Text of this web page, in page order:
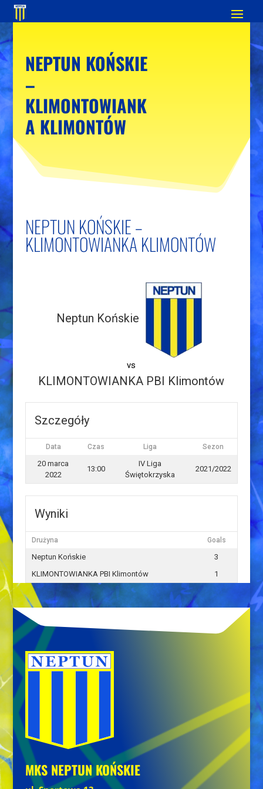
NEPTUN KOŃSKIE
–
KLIMONTOWIANK
A KLIMONTÓW
NEPTUN KOŃSKIE –
KLIMONTOWIANKA KLIMONTÓW
Neptun Końskie
vs
KLIMONTOWIANKA PBI Klimontów
Szczegóły
Data Czas Liga Sezon
20 marca
2022
13:00
IV Liga
Świętokrzyska
2021/2022
Wyniki
Drużyna Goals
Neptun Końskie
3
KLIMONTOWIANKA PBI Klimontów
1
MKS NEPTUN KOŃSKIE